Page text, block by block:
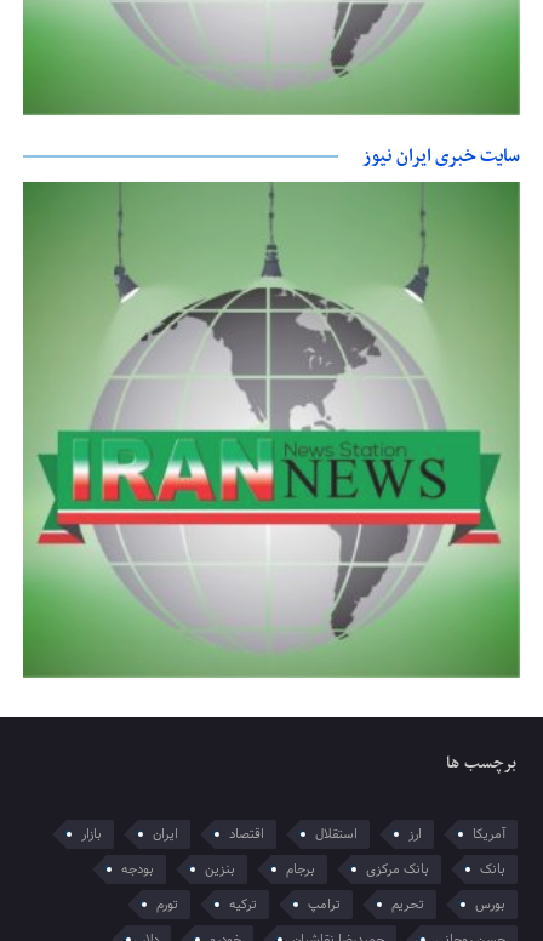
سایت خبری ایران نیوز
برچسب ها
آمریکا ارز استقلال اقتصاد ایران
بازار
بانک
بانک مرکزی برجام بنزین
بودجه
بورس
تحریم ترامپ ترکیه
تورم